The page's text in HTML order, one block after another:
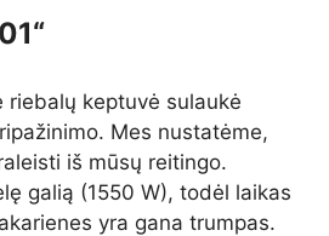
riebalų keptuvė sulaukė
Mes nustatėme,
iš mūsų reitingo.
galią (1550 W), todėl laikas
yra gana trumpas.